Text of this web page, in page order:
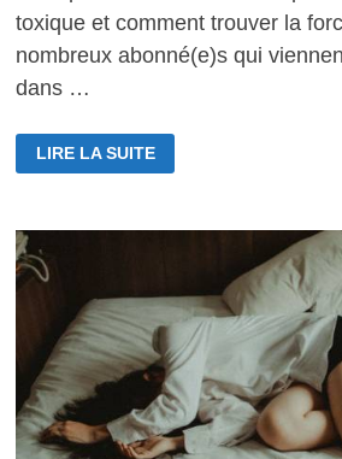
toxique et comment trouver la
nombreux abonné(e)s qui
dans …
QUITTER
UNE
RELATION
LIRE LA SUITE